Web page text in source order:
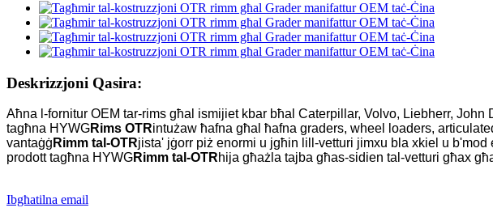
Deskrizzjoni Qasira:
Aħna l-fornitur OEM tar-rims għal ismijiet kbar bħal Caterpillar, Volvo, Liebherr,
tagħna HYWGRims OTRintużaw ħafna għal ħafna graders, wheel loaders,
vantaġġ Rimm tal-OTRjista' jġorr piż enormi u jgħin lill-vetturi jimxu bla xkiel u
prodott tagħna HYWGRimm tal-OTRhija għażla tajba għas-sidien tal-vetturi għax
Ibgħatilna email